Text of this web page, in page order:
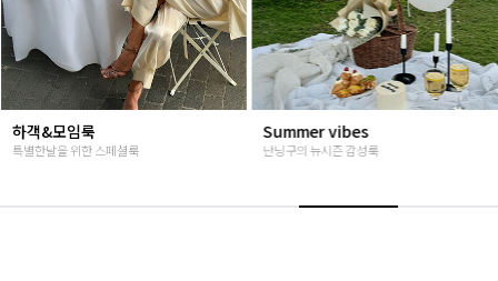
하객&모임룩
특별한날을 위한 스페셜룩
Summer vibes
난닝구의 뉴시즌 감성룩